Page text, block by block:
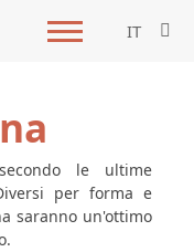
IT
le ultime
per forma e
saranno un'ottimo